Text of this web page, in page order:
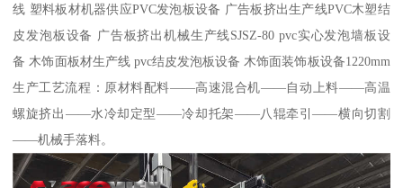
线 塑料板材机器供应PVC发泡板设备 广告板挤出生产线PVC木塑结
皮发泡板设备 广告板挤出机械生产线SJSZ-80 pvc实心发泡墙板设
备 木饰面板材生产线 pvc结皮发泡板设备 木饰面装饰板设备1220mm
生产工艺流程：原材料配料——高速混合机——自动上料——高温
螺旋挤出——水冷却定型——冷却托架——八辊牵引——横向切割
——机械手落料。